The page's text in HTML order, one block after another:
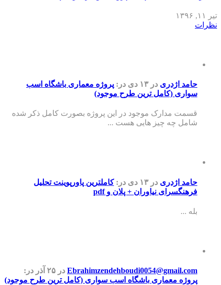
تیر ۱۱, ۱۳۹۶
نظرات
حامد اژدری در ۱۳ دی در: پروژه معماری باشگاه اسب
سواری (کامل ترین طرح موجود)
قسمت مدارک موجود در این پروژه بصورت کامل ذکر شده
شامل چه چیز هایی هست ...
حامد اژدری در ۱۳ دی در:کاملترین پاورپوینت تحلیل
فرهنگسرای نیاوران + پلان و pdf
بله ...
Ebrahimzendehboudi0054@gmail.com در ۲۵ آذر
در:
پروژه معماری باشگاه اسب سواری (کامل ترین طرح موجود)